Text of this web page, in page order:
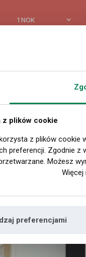
1 NOK
z plików cookie
z plików cookie
preferencji. Zgodnie z
Możesz
preferencjami